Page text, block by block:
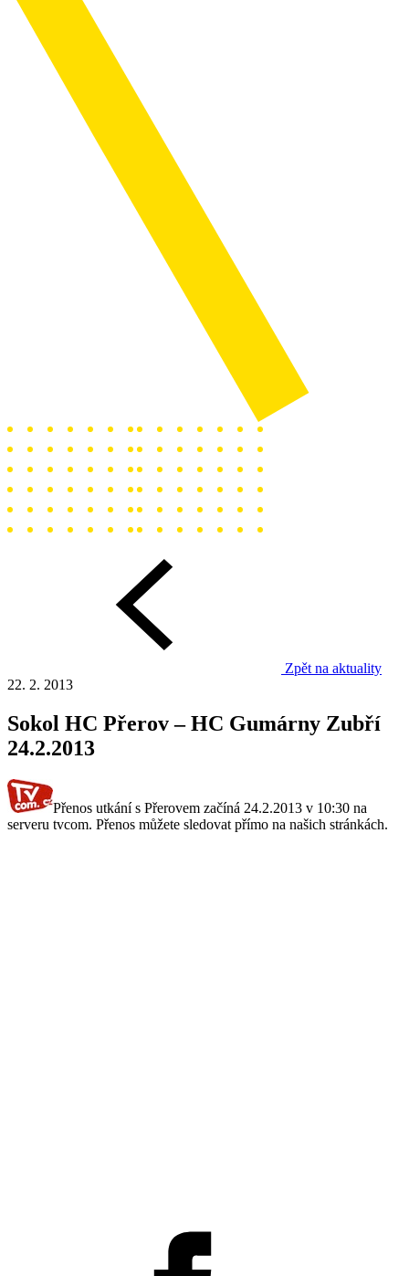
Zpět na aktuality
22. 2. 2013
Sokol HC Přerov – HC Gumárny Zubří
24.2.2013
Přenos utkání s Přerovem začíná 24.2.2013 v 10:30 na
serveru tvcom. Přenos můžete sledovat přímo na našich stránkách.